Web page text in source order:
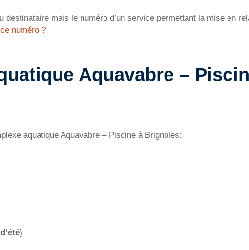
destinataire mais le numéro d’un service permettant la mise en
numéro ?
Aquavabre –
aquatique Aquavabre – Piscine à Brignoles: